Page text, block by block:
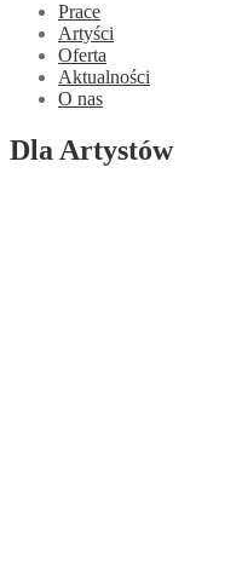
Prace
Artyści
Oferta
Aktualności
O nas
Dla Artystów